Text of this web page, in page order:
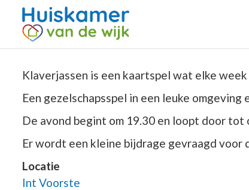
Klaverjassen is een kaartspel wat elke
Een gezelschapsspel in een leuke
De avond begint om 19.30 en loopt door
Er wordt een kleine bijdrage gevraagd voor
Locatie
Int Voorste